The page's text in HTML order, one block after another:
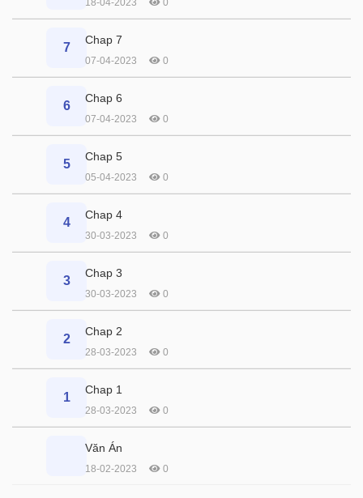
7
Chap 7
07-04-2023 0
6
Chap 6
07-04-2023 0
5
Chap 5
05-04-2023 0
4
Chap 4
30-03-2023 0
3
Chap 3
30-03-2023 0
2
Chap 2
28-03-2023 0
1
Chap 1
28-03-2023 0
Văn Án
18-02-2023 0